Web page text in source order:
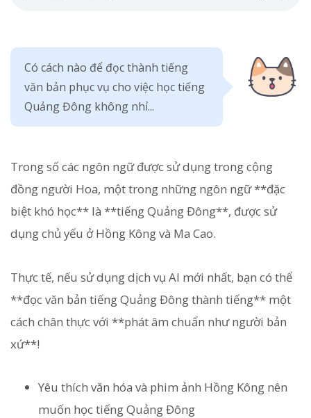
Có cách nào để đọc thành tiếng
văn bản phục vụ cho việc học tiếng
Quảng Đông không nhỉ...
Trong số các ngôn ngữ được sử dụng trong cộng
đồng người Hoa, một trong những ngôn ngữ **đặc
biệt khó học** là **tiếng Quảng Đông**, được sử
dụng chủ yếu ở Hồng Kông và Ma Cao.
Thực tế, nếu sử dụng dịch vụ AI mới nhất, bạn có thể
**đọc văn bản tiếng Quảng Đông thành tiếng** một
cách chân thực với **phát âm chuẩn như người bản
xứ**!
Yêu thích văn hóa và phim ảnh Hồng Kông nên
muốn học tiếng Quảng Đông